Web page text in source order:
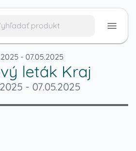
- 07.05.2025
leták Kraj
- 07.05.2025